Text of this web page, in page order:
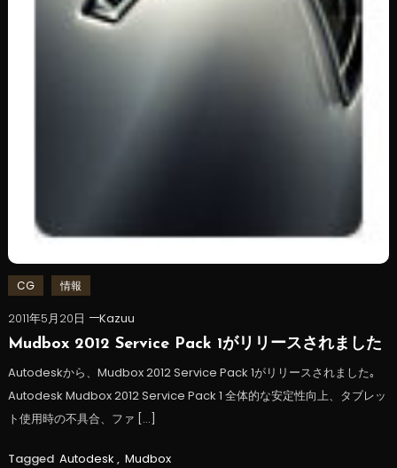
CG 情報
2011年5月20日
Kazuu
Mudbox 2012 Service Pack 1がリリースされました
Autodeskから、Mudbox 2012 Service Pack 1がリリースされました｡
Autodesk Mudbox 2012 Service Pack 1 全体的な安定性向上、タブレッ
ト使用時の不具合、ファ […]
Tagged Autodesk , Mudbox